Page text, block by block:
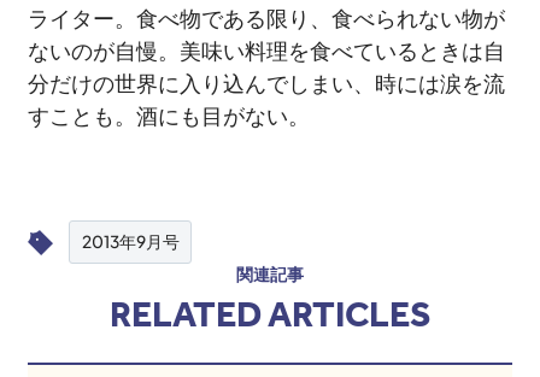
ライター。食べ物である限り、食べられない物が
ないのが自慢。美味い料理を食べているときは自
分だけの世界に入り込んでしまい、時には涙を流
すことも。酒にも目がない。
2013年9月号
関連記事
RELATED ARTICLES